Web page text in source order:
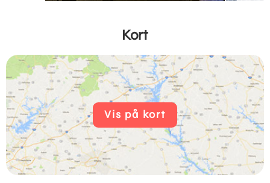
Kort
Vis på kort